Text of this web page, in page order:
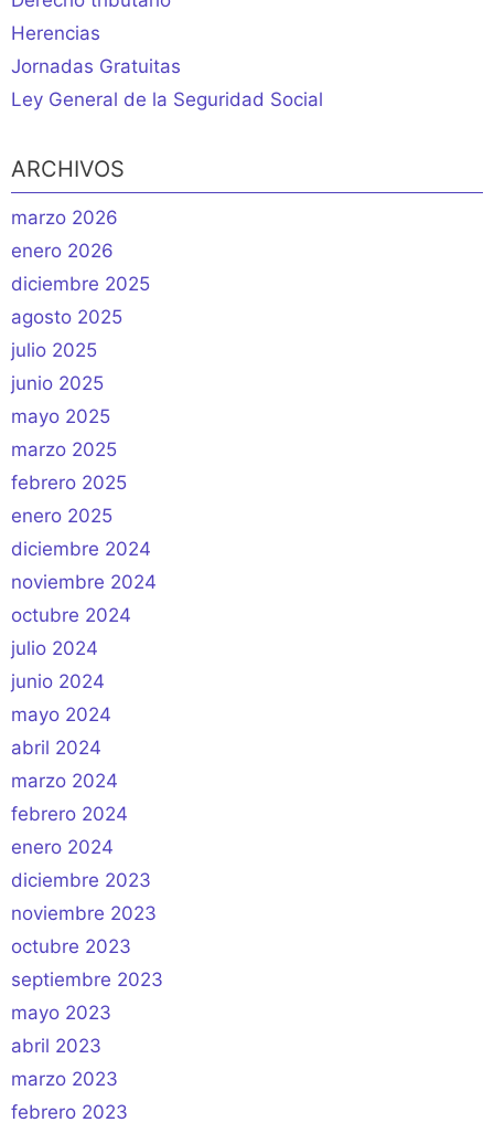
Herencias
Jornadas Gratuitas
Ley General de la Seguridad Social
ARCHIVOS
marzo 2026
enero 2026
diciembre 2025
agosto 2025
julio 2025
junio 2025
mayo 2025
marzo 2025
febrero 2025
enero 2025
diciembre 2024
noviembre 2024
octubre 2024
julio 2024
junio 2024
mayo 2024
abril 2024
marzo 2024
febrero 2024
enero 2024
diciembre 2023
noviembre 2023
octubre 2023
septiembre 2023
mayo 2023
abril 2023
marzo 2023
febrero 2023